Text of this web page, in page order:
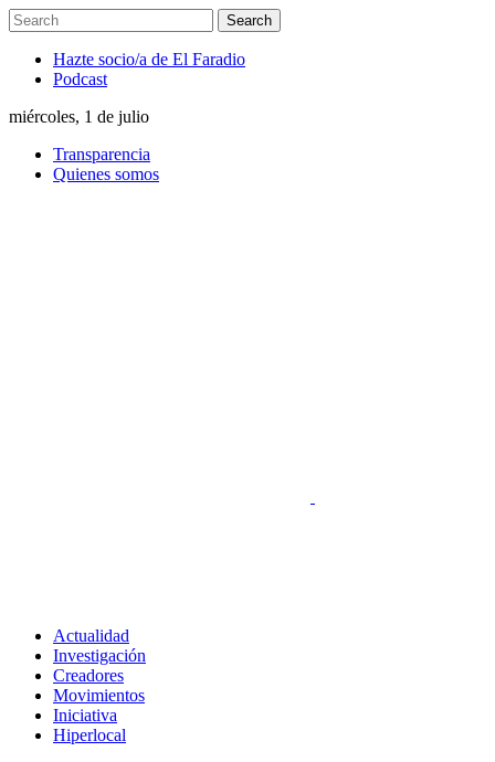
Hazte socio/a de El Faradio
Podcast
miércoles, 1 de julio
Transparencia
Quienes somos
Actualidad
Investigación
Creadores
Movimientos
Iniciativa
Hiperlocal